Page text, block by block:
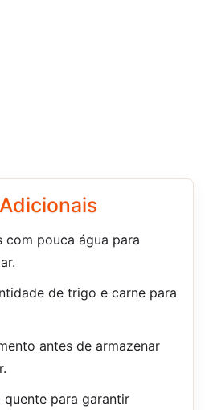
com pouca água para
de trigo e carne para
antes de armazenar
quente para garantir